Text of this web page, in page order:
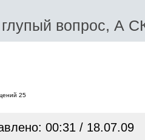
глупый вопрос,
25
00:31 / 18.07.09